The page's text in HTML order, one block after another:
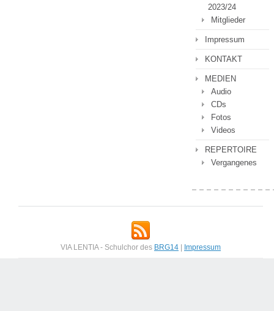
2023/24
Mitglieder
Impressum
KONTAKT
MEDIEN
Audio
CDs
Fotos
Videos
REPERTOIRE
Vergangenes
VIA LENTIA - Schulchor des BRG14 Impressum